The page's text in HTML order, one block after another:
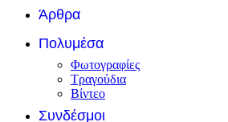
Άρθρα
Πολυμέσα
Φωτογραφίες
Τραγούδια
Βίντεο
Συνδέσμοι